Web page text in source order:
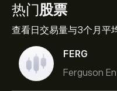
热门股票
查看日交易量与3个月平
FERG
Ferguson